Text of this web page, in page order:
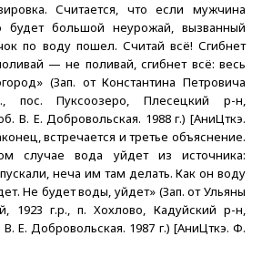
Считается, что если мужчина
большой неурожай, вызванный
по воду пошел. Считай всё! Сгибнет
— не поливай, сгибнет всё: весь
(Зап. от Константина Петровича
пос. Пуксоозеро, Плесецкий р-н,
В. Е. Добровольская. 1988 г.) [АниЦткэ.
встречается и третье объяснение.
случае вода уйдет из источника:
неча им там делать. Как он воду
Не будет воды, уйдет» (Зап. от Ульяны
1923 г.р., п. Хохлово, Кадуйский р-н,
Е. Добровольская. 1987 г.) [АниЦткэ. Ф.